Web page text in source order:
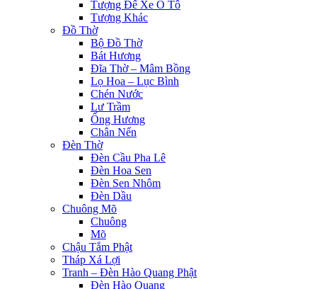
Tượng Để Xe Ô Tô
Tượng Khác
Đồ Thờ
Bộ Đồ Thờ
Bát Hương
Đĩa Thờ – Mâm Bồng
Lọ Hoa – Lục Bình
Chén Nước
Lư Trầm
Ống Hương
Chân Nến
Đèn Thờ
Đèn Cầu Pha Lê
Đèn Hoa Sen
Đèn Sen Nhôm
Đèn Dầu
Chuông Mõ
Chuông
Mõ
Chậu Tắm Phật
Tháp Xá Lợi
Tranh – Đèn Hào Quang Phật
Đèn Hào Quang